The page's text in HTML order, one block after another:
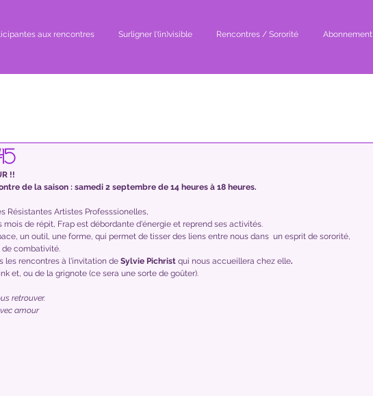
Abonnement
Rencontres / Sororité
Surligner l'(in)visible
aux rencontres
!!
de la saison : samedi 2 septembre de 14 heures à 18 heures.
Résistantes Artistes Professsionelles,
mois de répit, Frap est débordante d'énergie et reprend ses activités.
un outil, une forme, qui permet de tisser des liens entre nous dans  un esprit de sororité,
combativité.
les rencontres à l'invitation de Sylvie Pichrist qui nous accueillera chez elle.
et, ou de la grignote (ce sera une sorte de goûter).
retrouver.
amour